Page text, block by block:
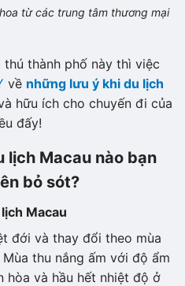
từ các trung tâm thương mại
thành phố này thì việc
về những lưu ý khi du lịch
hữu ích cho chuyến đi của
đấy!
lịch Macau nào bạn
bỏ sót?
Macau
đới và thay đổi theo mùa
thu nắng ấm với độ ẩm
hòa và hầu hết nhiệt độ ở